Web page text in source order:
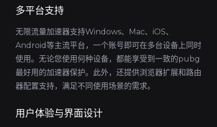
多平台支持
无限流量加速器支持Windows、Mac、iOS、
Android等主流平台，一个账号即可在多台设备上同时
使用。无论您使用何种设备，都能享受到一致的pubg
最好用的加速器保护。此外，还提供浏览器扩展和路由
器配置支持，满足不同使用场景的需求。
用户体验与界面设计